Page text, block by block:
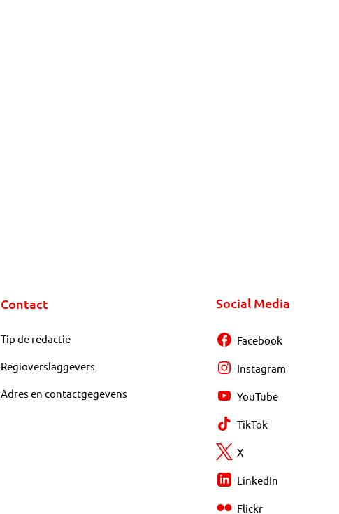
Contact
Tip de redactie
Regioverslaggevers
Adres en contactgegevens
Social Media
Facebook
Instagram
YouTube
TikTok
X
LinkedIn
Flickr